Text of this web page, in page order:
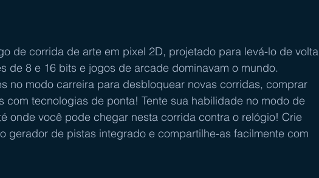
de corrida de arte em pixel 2D, projetado para levá-lo de volta
de 8 e 16 bits e jogos de arcade dominavam o mundo.
no modo carreira para desbloquear novas corridas, comprar
com tecnologias de ponta! Tente sua habilidade no modo de
onde você pode chegar nesta corrida contra o relógio! Crie
gerador de pistas integrado e compartilhe-as facilmente com